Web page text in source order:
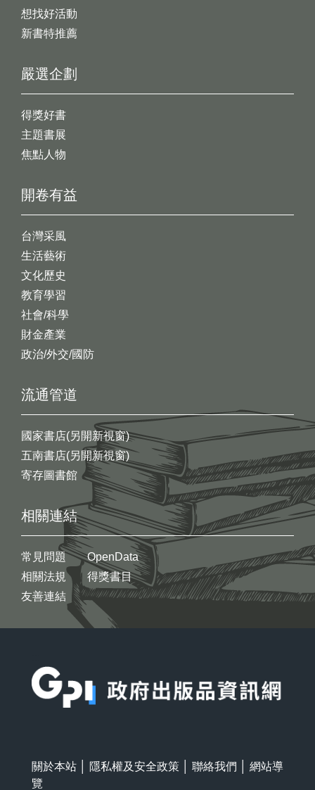
想找好活動
新書特推薦
開卷有益
台灣采風
生活藝術
文化歷史
教育學習
社會/科學
財金產業
政治/外交/國防
嚴選企劃
得獎好書
主題書展
焦點人物
流通管道
國家書店(另開新視窗)
五南書店(另開新視窗)
寄存圖書館
相關連結
常見問題
相關法規
友善連結
OpenData
得獎書目
關於本站 隱私權及安全政策 聯絡我們
網站導
覽